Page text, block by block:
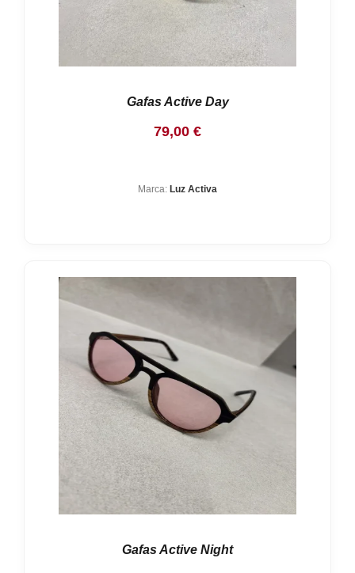
Gafas Active Day
79,00 €
Marca: Luz Activa
Gafas Active Night